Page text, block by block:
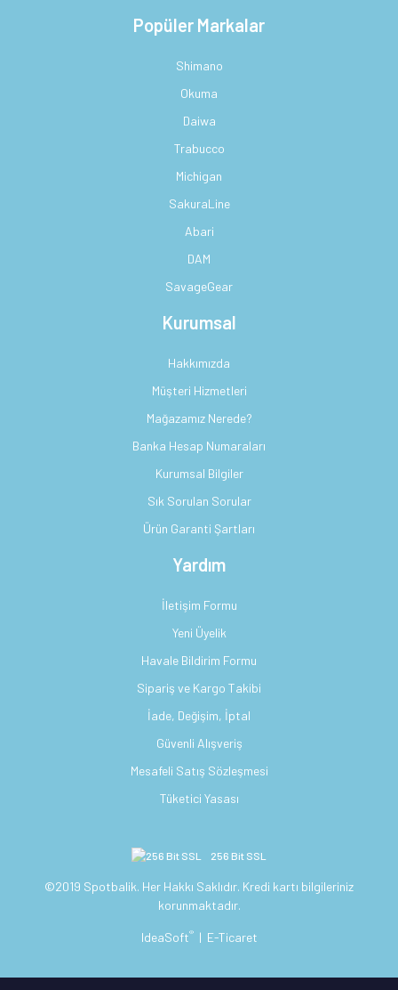
Popüler Markalar
Shimano
Okuma
Daiwa
Trabucco
Michigan
SakuraLine
Abari
DAM
SavageGear
Kurumsal
Hakkımızda
Müşteri Hizmetleri
Mağazamız Nerede?
Banka Hesap Numaraları
Kurumsal Bilgiler
Sık Sorulan Sorular
Ürün Garanti Şartları
Yardım
İletişim Formu
Yeni Üyelik
Havale Bildirim Formu
Sipariş ve Kargo Takibi
İade, Değişim, İptal
Güvenli Alışveriş
Mesafeli Satış Sözleşmesi
Tüketici Yasası
256 Bit SSL
©2019 Spotbalik. Her Hakkı Saklıdır. Kredi kartı bilgileriniz
korunmaktadır.
IdeaSoft® | E-Ticaret